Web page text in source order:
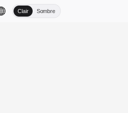
Clair Sombre